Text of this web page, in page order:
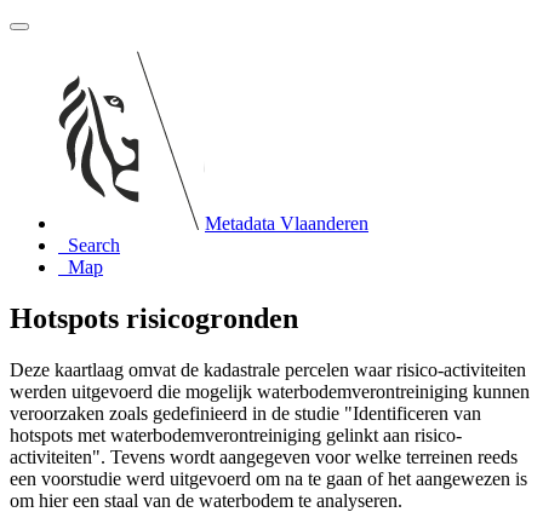
Metadata Vlaanderen
Search
Map
Hotspots risicogronden
Deze kaartlaag omvat de kadastrale percelen waar risico-activiteiten
werden uitgevoerd die mogelijk waterbodemverontreiniging kunnen
veroorzaken zoals gedefinieerd in de studie "Identificeren van
hotspots met waterbodemverontreiniging gelinkt aan risico-
activiteiten". Tevens wordt aangegeven voor welke terreinen reeds
een voorstudie werd uitgevoerd om na te gaan of het aangewezen is
om hier een staal van de waterbodem te analyseren.